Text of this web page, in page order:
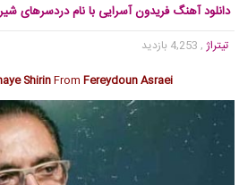
دانلود آهنگ فریدون آسرایی با نام دردسرهای
تیتراژ , 4,253 بازدید
ShirinFrom Fereydoun Asraei